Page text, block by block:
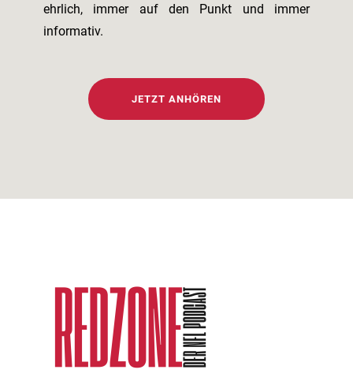
ehrlich, immer auf den Punkt und immer
informativ.
JETZT ANHÖREN